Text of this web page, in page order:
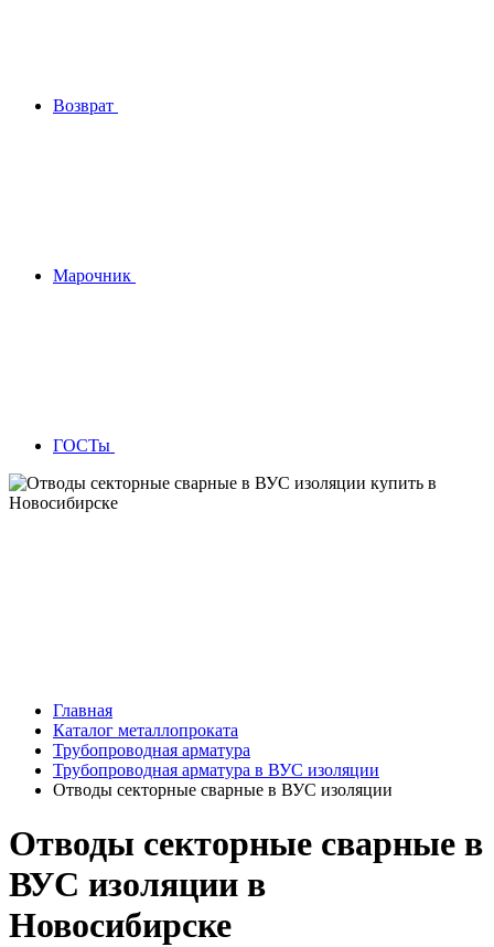
Возврат
Марочник
ГОСТы
Главная
Каталог металлопроката
Трубопроводная арматура
Трубопроводная арматура в ВУС изоляции
Отводы секторные сварные в ВУС изоляции
Отводы секторные сварные в
ВУС изоляции в
Новосибирске